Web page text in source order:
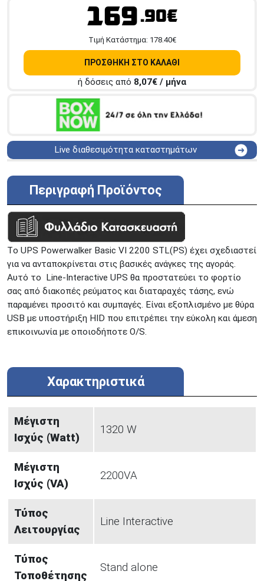
169.90€
Tιμή Κατάστημα: 178.40€
ΠΡΟΣΘΗΚΗ ΣΤΟ ΚΑΛΑΘΙ
ή δόσεις από 8,07€ / μήνα
Live διαθεσιμότητα καταστημάτων
ΑΘΗΝΑ
Στουρνάρη 27
ΠΕΡΙΣΤΕΡΙ
ΠΕΙΡΑΙΑΣ
Μαυρομιχάλη 1 και Ακτή
Κονδύλη
ΜΕΤΑΜΟΡΦΩΣΗ
Τατοϊόυ 117
A. Παπανδρέου 4
ΚΟΛΩΝΟΣ
Πτολεμαίου Κλαύδιου 8
ΚΕΝΤΡΙΚΕΣ ΑΠΟΘΗΚΕΣ
ΘΕΣΣΑΛΟΝΙΚΗ
Δωδεκανήσου 28 &
Πολυτεχνείου
Προσοχή! Η Διαθεσιμότητα μεταβάλλεται συνεχώς
Περιγραφή Προϊόντος
Tο UPS Powerwalker Basic VI 2200 STL(PS) έχει σχεδιαστεί
για να ανταποκρίνεται στις βασικές ανάγκες της αγοράς.
Αυτό το Line-Interactive UPS θα προστατεύει το φορτίο
σας από διακοπές ρεύματος και διαταραχές τάσης, ενώ
παραμένει προσιτό και συμπαγές. Είναι εξοπλισμένο με θύρα
USB με υποστήριξη HID που επιτρέπει την εύκολη και άμεση
επικοινωνία με οποιοδήποτε O/S.
Χαρακτηριστικά
Μέγιστη
Ισχύς (Watt)
1320 W
Μέγιστη
Ισχύς (VA)
2200VA
Τύπος
Λειτουργίας
Line Interactive
Τύπος
Τοποθέτησης
Stand alone